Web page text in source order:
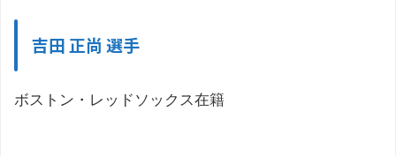
吉田 正尚 選手
ボストン・レッドソックス在籍